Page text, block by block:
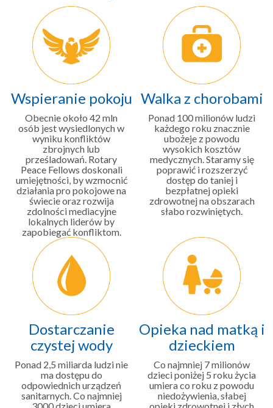
Wspieranie pokoju
Obecnie około 42 mln
osób jest wysiedlonych w
wyniku konfliktów
zbrojnych lub
prześladowań. Rotary
Peace Fellows doskonali
umiejętności, by wzmocnić
działania pro pokojowe na
świecie oraz rozwija
zdolności mediacyjne
lokalnych liderów by
zapobiegać konfliktom.
Walka z chorobami
Ponad 100 milionów ludzi
każdego roku znacznie
ubożeje z powodu
wysokich kosztów
medycznych. Staramy się
poprawić i rozszerzyć
dostęp do taniej i
bezpłatnej opieki
zdrowotnej na obszarach
słabo rozwiniętych.
Dostarczanie
czystej wody
Ponad 2,5 miliarda ludzi nie
ma dostępu do
odpowiednich urządzeń
sanitarnych. Co najmniej
Opieka nad matką i
dzieckiem
Co najmniej 7 milionów
dzieci poniżej 5 roku życia
umiera co roku z powodu
niedożywienia, słabej